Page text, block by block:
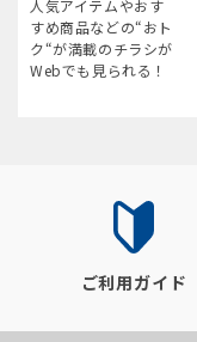
人気アイテムやおす
すめ商品などの“おト
ク“が満載のチラシが
Webでも見られる！
ご利用ガイド